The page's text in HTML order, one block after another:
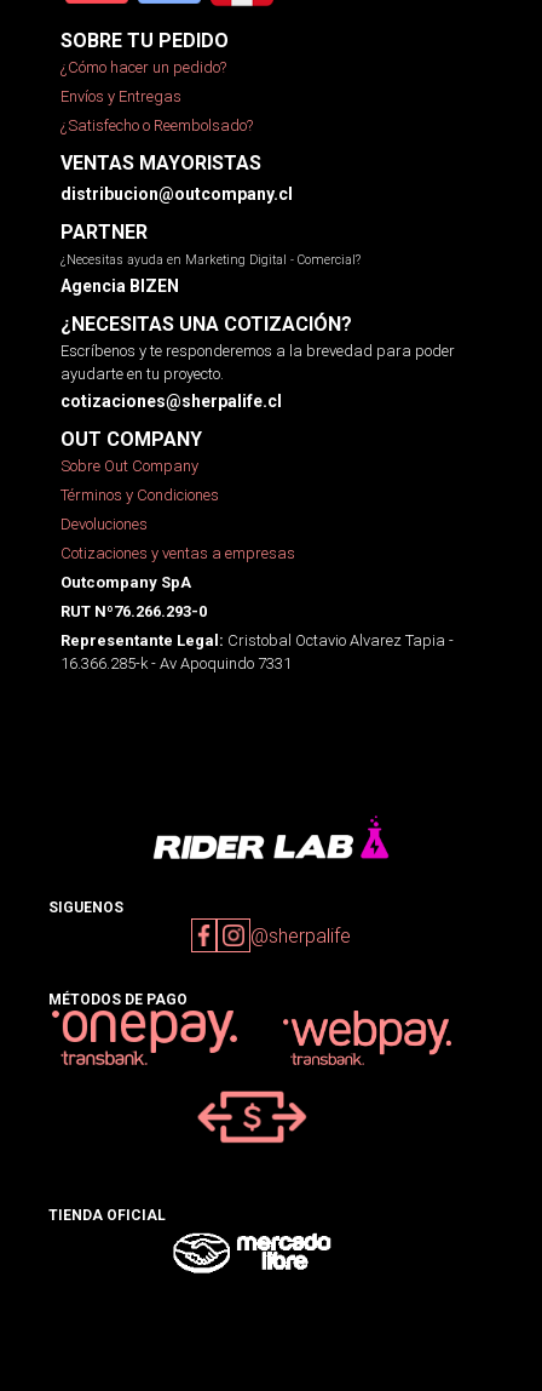
SOBRE TU PEDIDO
¿Cómo hacer un pedido?
Envíos y Entregas
¿Satisfecho o Reembolsado?
VENTAS MAYORISTAS
distribucion@outcompany.cl
PARTNER
¿Necesitas ayuda en Marketing Digital - Comercial?
Agencia BIZEN
¿NECESITAS UNA COTIZACIÓN?
Escríbenos y te responderemos a la brevedad para poder
ayudarte en tu proyecto.
cotizaciones@sherpalife.cl
OUT COMPANY
Sobre Out Company
Términos y Condiciones
Devoluciones
Cotizaciones y ventas a empresas
Outcompany SpA
RUT Nº76.266.293-0
Representante Legal: Cristobal Octavio Alvarez Tapia -
16.366.285-k - Av Apoquindo 7331
SIGUENOS
@sherpalife
MÉTODOS DE PAGO
TIENDA OFICIAL